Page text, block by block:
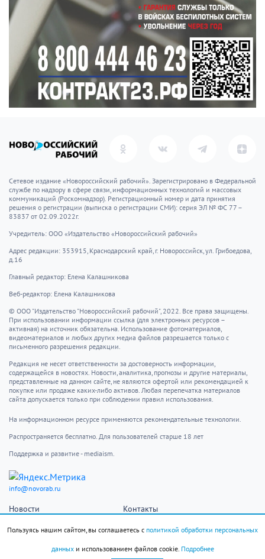
Сетевое издание «Новороссийский рабочий». Зарегистрировано в Федеральной
службе по надзору в сфере связи, информационных технологий и массовых
коммуникаций (Роскомнадзор). Регистрационный номер и дата принятия
решения о регистрации (выписка о регистрации СМИ): серия ЭЛ № ФС 77 –
83837 от 02.09.2022г.
Учредитель: ООО «Издательство «Новороссийский рабочий»
Адрес редакции: 353915, Краснодарский край, г. Новороссийск, ул. Грибоедова,
д.16
Главный редактор: Елена Калашникова
Веб-редактор: Елена Калашникова
© ООО "Издательство "Новороссийский рабочий", 2022. Все права защищены.
При использовании информации ссылка (для электронных ресурсов –
активная) на источник обязательна. Использование фотоматериалов,
видеоматериалов и любых других медиа файлов разрешается только с
письменного разрешения редакции.
Редакция не несет ответственности за достоверность информации,
содержащейся в новостях. Новости, аналитика, прогнозы и другие материалы,
представленные на данном сайте, не являются офертой или рекомендацией к
покупке или продаже каких-либо активов. Любая перепечатка материалов
сайта допускается только при соблюдении правил использования.
На информационном ресурсе применяются рекомендательные технологии.
Распространяется бесплатно. Для пользователей старше 18 лет
Поддержка и развитие - mediaism.
info@novorab.ru
Новости
Общество
Фоторепортаж
Контакты
Авторы
Пользуясь нашим сайтом, вы соглашаетесь с политикой обработки персональных
данныхи использованием файлов cookie. Подробнее